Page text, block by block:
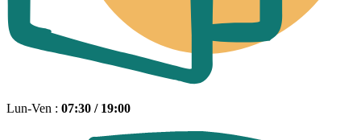
Lun-Ven : 07:30 / 19:00